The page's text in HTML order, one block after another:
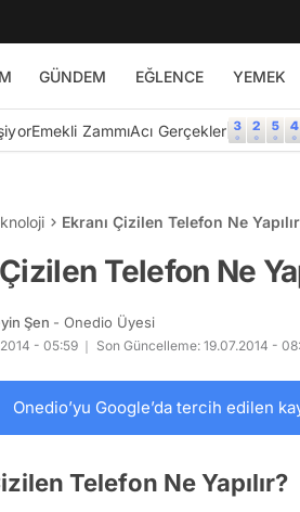
GÜNDEM EĞLENCE YEMEK
Emekli ZammıAcı Gerçekler
Ekranı Çizilen Telefon Ne
Telefon Ne
Şen - Onedio Üyesi
- 05:59 Son Güncelleme: 19.07.2014 -
Onedio’yu Google’da tercih edilen
Telefon Ne Yapılır?